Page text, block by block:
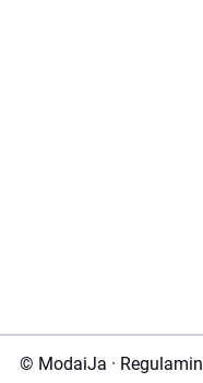
© ModaiJa · Regulamin